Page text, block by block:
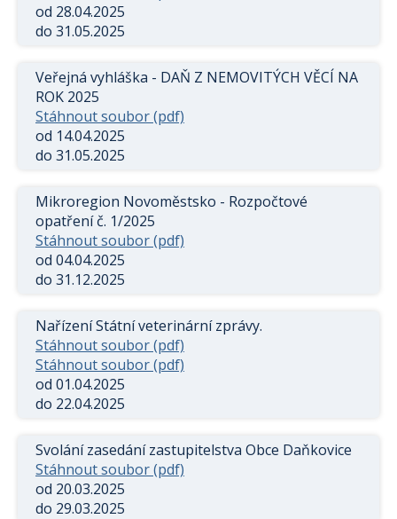
od 28.04.2025
do 31.05.2025
Veřejná vyhláška - DAŇ Z NEMOVITÝCH VĚCÍ NA
ROK 2025
Stáhnout soubor (pdf)
od 14.04.2025
do 31.05.2025
Mikroregion Novoměstsko - Rozpočtové
opatření č. 1/2025
Stáhnout soubor (pdf)
od 04.04.2025
do 31.12.2025
Nařízení Státní veterinární zprávy.
Stáhnout soubor (pdf)
Stáhnout soubor (pdf)
od 01.04.2025
do 22.04.2025
Svolání zasedání zastupitelstva Obce Daňkovice
Stáhnout soubor (pdf)
od 20.03.2025
do 29.03.2025